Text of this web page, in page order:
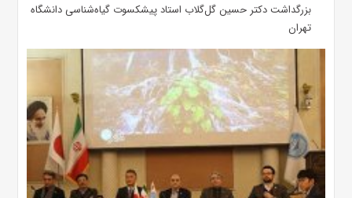
بزرگداشت دکتر حسین گل‌گلاب استاد پیشکسوت گیاه‌شناسی دانشگاه
تهران